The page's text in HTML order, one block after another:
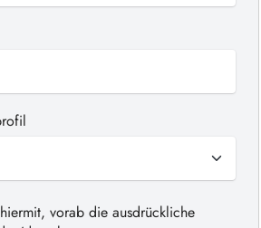
vorab die ausdrückliche